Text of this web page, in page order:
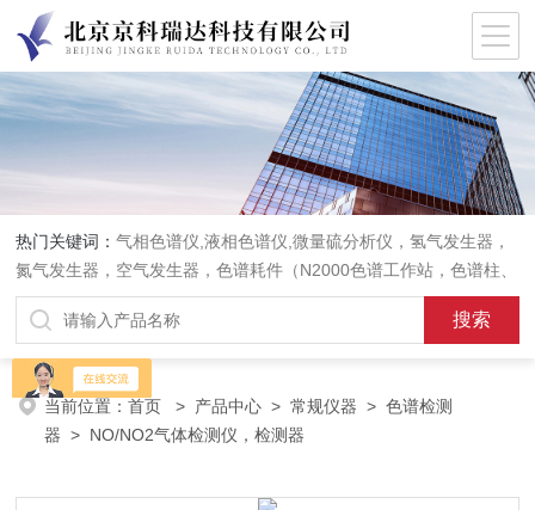
热门关键词：气相色谱仪,液相色谱仪,微量硫分析仪，氢气发生器，
氮气发生器，空气发生器，色谱耗件（N2000色谱工作站，色谱柱、
阀件、进样器、色谱担体），顶空进样器，热解析仪，紫外分光光度
计，原子吸收分光光度计，傅立叶红外光谱仪，分析天平等常规实验
室产品。
当前位置：首页 > 产品中心 >常规仪器 >色谱检测
器 > NO/NO2气体检测仪，检测器